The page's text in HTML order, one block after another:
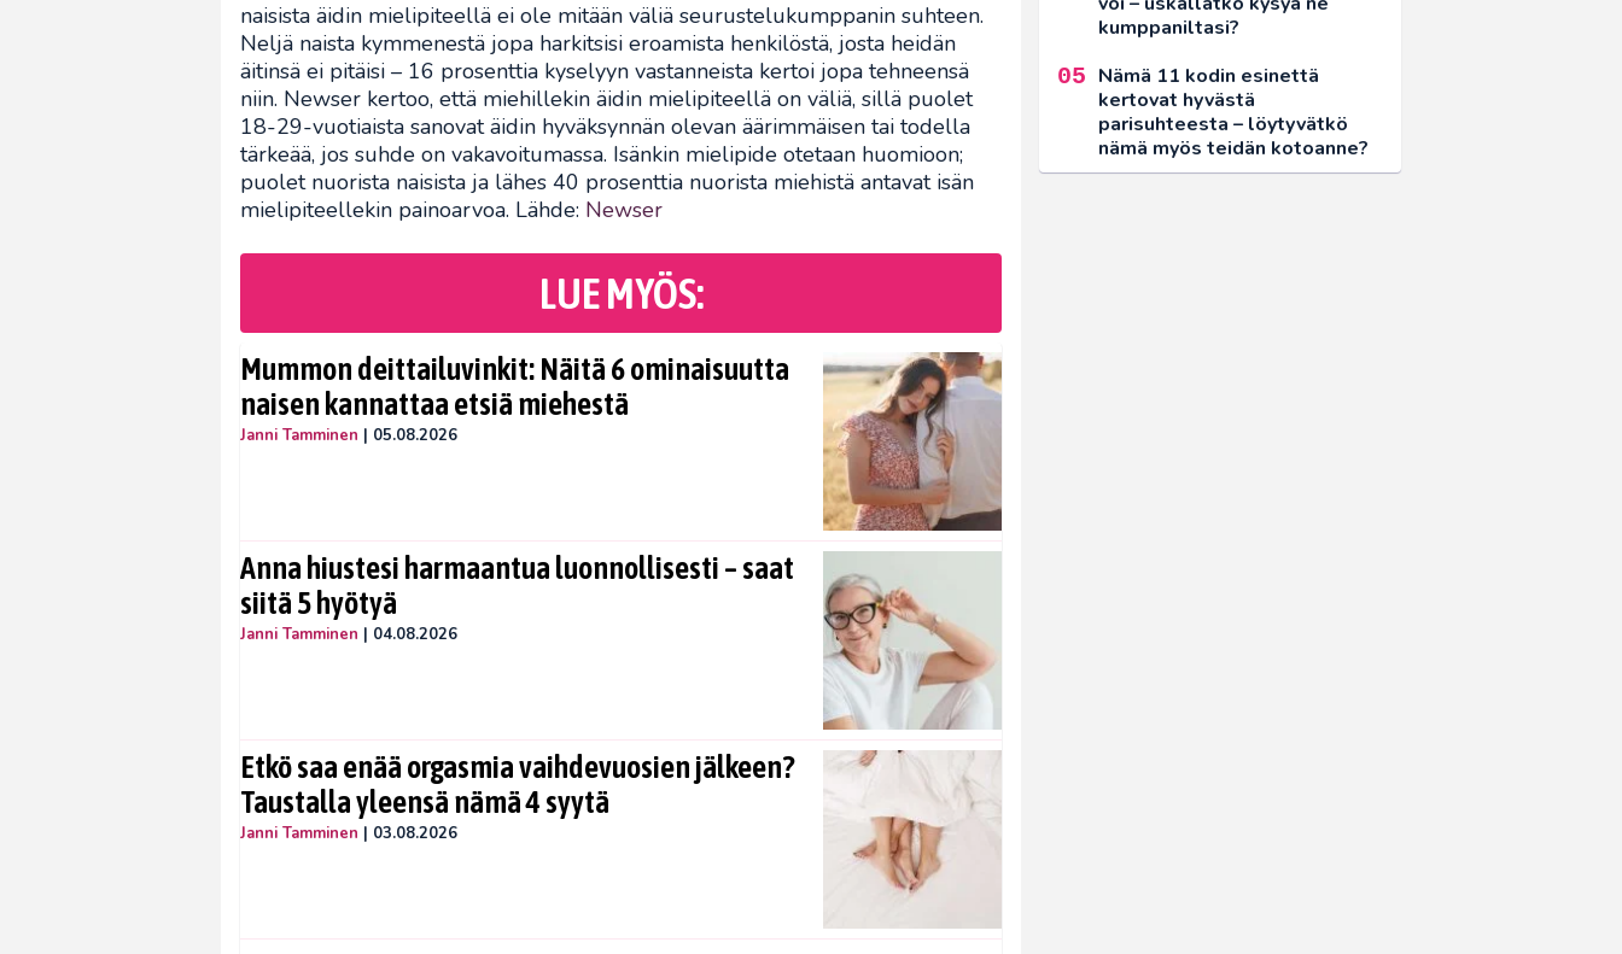
naisista äidin mielipiteellä ei ole mitään väliä seurustelukumppanin suhteen.
Neljä naista kymmenestä jopa harkitsisi eroamista henkilöstä, josta heidän
äitinsä ei pitäisi – 16 prosenttia kyselyyn vastanneista kertoi jopa tehneensä
niin. Newser kertoo, että miehillekin äidin mielipiteellä on väliä, sillä puolet
18-29-vuotiaista sanovat äidin hyväksynnän olevan äärimmäisen tai todella
tärkeää, jos suhde on vakavoitumassa. Isänkin mielipide otetaan huomioon;
puolet nuorista naisista ja lähes 40 prosenttia nuorista miehistä antavat isän
mielipiteellekin painoarvoa. Lähde: Newser
LUE MYÖS:
Mummon deittailuvinkit: Näitä 6 ominaisuutta
naisen kannattaa etsiä miehestä
Janni Tamminen | 05.08.2026
Anna hiustesi harmaantua luonnollisesti – saat
siitä 5 hyötyä
Janni Tamminen | 04.08.2026
Etkö saa enää orgasmia vaihdevuosien jälkeen?
Taustalla yleensä nämä 4 syytä
Janni Tamminen | 03.08.2026
kumppaniltasi?
Nämä 11 kodin esinettä
kertovat hyvästä
parisuhteesta – löytyvätkö
nämä myös teidän kotoanne?